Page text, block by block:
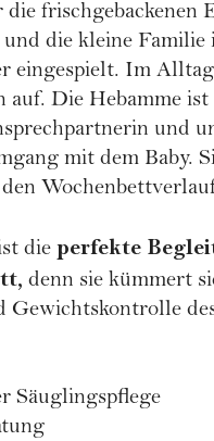
frischgebackenen
die kleine Familie
eingespielt. Im
auf. Die Hebamme
und
mit dem Baby.
die perfekte
denn sie kümmert
Gewichtskontrolle
Säuglingspflege